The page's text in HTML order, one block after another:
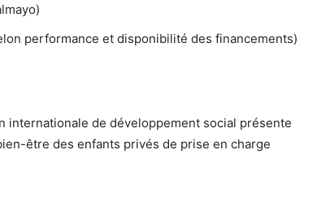
performance et disponibilité des financements)
internationale de développement social présente
être des enfants privés de prise en charge